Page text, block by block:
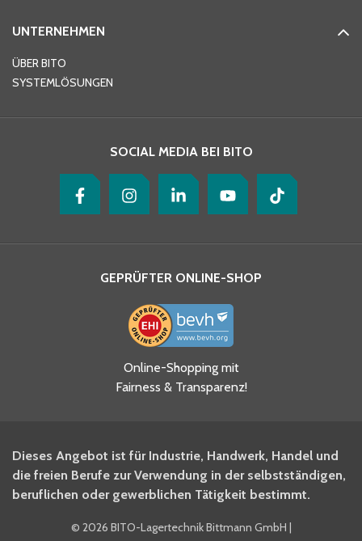
Ja, ich habe die
Datenschutzhinweise gelesen
und akzeptiere diese.
BITO Newsletter Fachwissen
Intralogistiker anmelden.
Ja, ich möchte mich für den
UNTERNEHMEN
ÜBER BITO
SYSTEMLÖSUNGEN
SOCIAL MEDIA BEI BITO
GEPRÜFTER ONLINE-SHOP
Online-Shopping mit
Fairness & Transparenz!
Dieses Angebot ist für Industrie, Handwerk, Handel und
die freien Berufe zur Verwendung in der selbstständigen,
beruflichen oder gewerblichen Tätigkeit bestimmt.
© 2026 BITO-Lagertechnik Bittmann GmbH |